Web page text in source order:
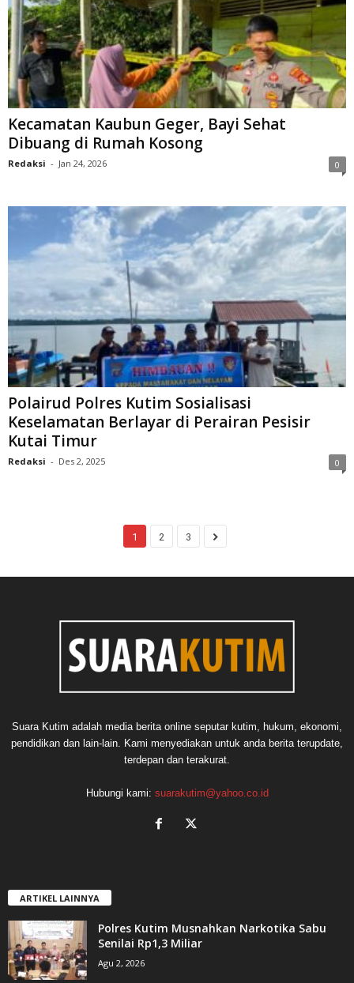
Kecamatan Kaubun Geger, Bayi Sehat
Dibuang di Rumah Kosong
Redaksi - Jan 24, 2026 0
Polairud Polres Kutim Sosialisasi
Keselamatan Berlayar di Perairan Pesisir
Kutai Timur
Redaksi - Des 2, 2025 0
1 2 3
Suara Kutim adalah media berita online seputar kutim, hukum, ekonomi,
pendidikan dan lain-lain. Kami menyediakan untuk anda berita terupdate,
terdepan dan terakurat.
Hubungi kami: suarakutim@yahoo.co.id
ARTIKEL LAINNYA
Polres Kutim Musnahkan Narkotika Sabu
Senilai Rp1,3 Miliar
Agu 2, 2026